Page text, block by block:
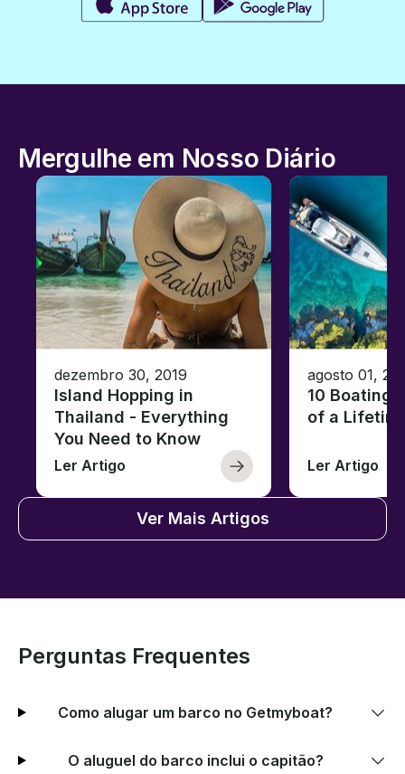
Mergulhe em Nosso Diário
dezembro 30, 2019
Island Hopping in
Thailand - Everything
You Need to Know
Ler Artigo
agosto 01,
10 Boating
of a
Ler Artigo
Ver Mais Artigos
Perguntas Frequentes
Como alugar um barco no Getmyboat?
O aluguel do barco inclui o capitão?